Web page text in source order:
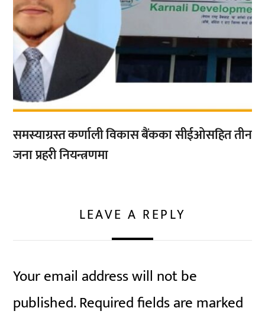
समस्याग्रस्त कर्णाली विकास बैंकका सीईओसहित तीन
जना प्रहरी नियन्त्रणमा
LEAVE A REPLY
Your email address will not be
published.Required fields are marked